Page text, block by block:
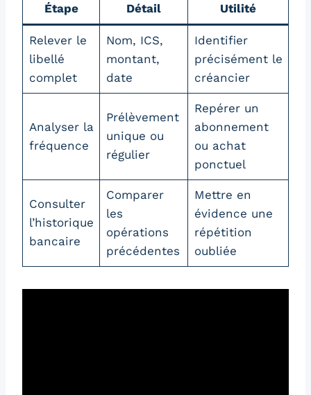
Étape Détail Utilité
Relever le
libellé
complet
Nom, ICS,
montant,
date
Identifier
précisément le
créancier
Analyser la
fréquence
Prélèvement
unique ou
régulier
Repérer un
abonnement
ou achat
ponctuel
Consulter
l’historique
bancaire
Comparer
les
opérations
précédentes
Mettre en
évidence une
répétition
oubliée